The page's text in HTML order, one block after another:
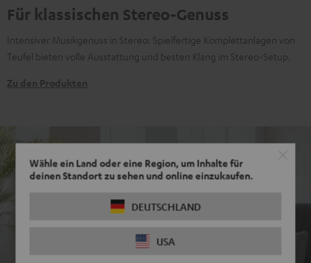
Wähle ein Land oder eine Region, um Inhalte für
deinen Standort zu sehen und online einzukaufen.
DEUTSCHLAND
USA
Für klassischen Stereo-Genuss
Intensiver Musikgenuss in Stereo: Spielfertige Komplettanlagen von
Teufel bieten volle Ausstattung und besten Klang im Stereo-Setup.
Zu den Produkten